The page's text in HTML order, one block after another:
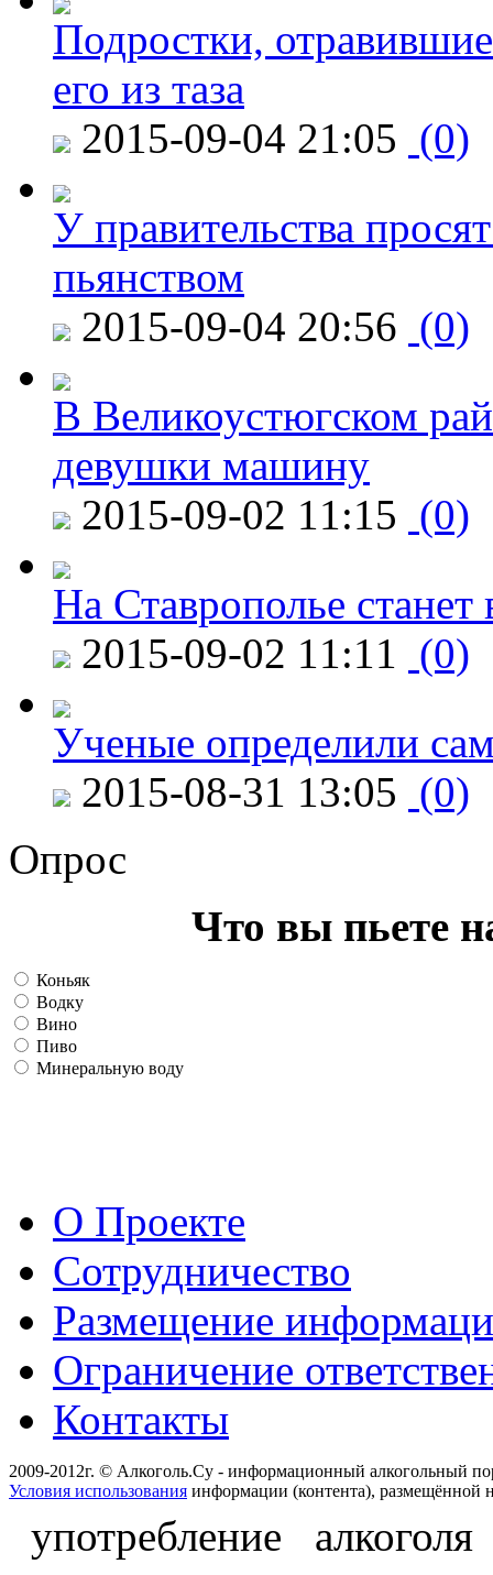
Подростки,
его из таза
2015-09-04 21:05 (0)
У правительства
пьянством
2015-09-04 20:56 (0)
В Великоустюгском
девушки машину
2015-09-02 11:15 (0)
На Ставрополье
2015-09-02 11:11 (0)
Ученые определили
2015-08-31 13:05 (0)
Опрос
Что вы пьете
Коньяк
Водку
Вино
Пиво
Минеральную воду
О Проекте
Сотрудничество
Размещение
Ограничение
Контакты
2009-2012г. © Алкоголь.Су - информационный алкогольный
Условия использования информации (контента), размещённой
употребление